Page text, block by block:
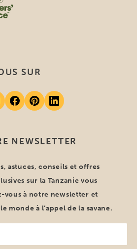
NEWSLETTER
astuces, conseils et offres
sur la Tanzanie vous
à notre newsletter et
monde à l’appel de la savane.
SUR